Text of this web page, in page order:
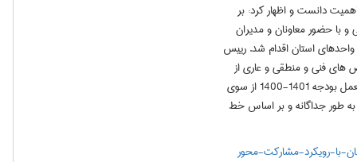
دانست و اظهار کرد: بر
حضور معاونان و مدیران
استان اقدام شد. رییس
های فنی و منطقی و عاری از
خطاهای گذشته و بر مبنای سیاستها و استراتژی کلان سازمان مرکزی دانست و تصریح کرد: با ابلاغ دستورالعمل بودجه 1401-1400 از سوی
به طور جداگانه و بر اساس خط